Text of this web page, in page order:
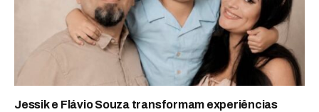
Jessik e Flávio Souza transformam experiências